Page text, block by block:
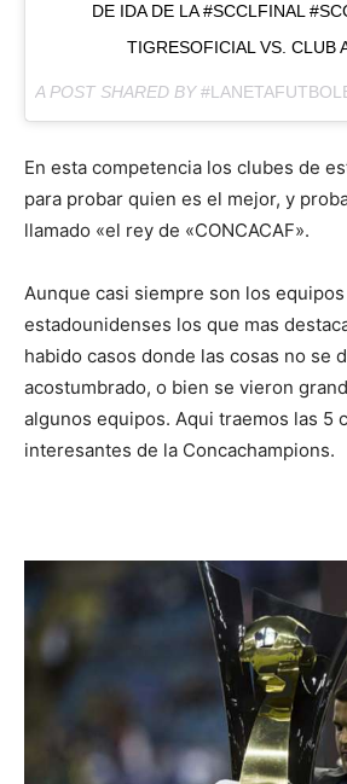
DE IDA DE LA #SCCLFINAL
TIGRESOFICIAL VS. CLUB
A POST SHARED BY
En esta competencia los clubes de
para probar quien es el mejor, y
llamado «el rey de «CONCACAF».
Aunque casi siempre son los
estadounidenses los que mas
habido casos donde las cosas no se
acostumbrado, o bien se vieron
algunos equipos. Aqui traemos las 5
interesantes de la Concachampions.